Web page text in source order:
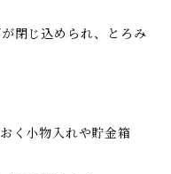
閉じ込められ、とろみ
く小物入れや貯金箱